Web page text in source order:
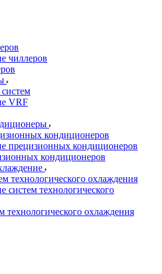
чиллеров
VRF
кондиционеров
прецизионных кондиционеров
кондиционеров
технологического охлаждения
систем технологического
технологического охлаждения